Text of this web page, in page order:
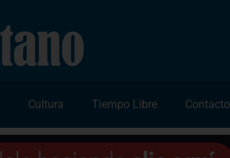
Cultura Tiempo Libre Contacto